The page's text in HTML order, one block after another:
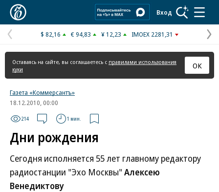
Вход
Предыдущая
страница
$ 82,16 € 94,83 ¥ 12,23 IMOEX 2281,31
Оставаясь на сайте, вы соглашаетесь с правилами использования
куки
ОК
Газета «Коммерсантъ»
18.12.2010, 00:00
214 1 мин.
Дни рождения
Сегодня исполняется 55 лет главному редактору
радиостанции "Эхо Москвы" Алексею
Венедиктову